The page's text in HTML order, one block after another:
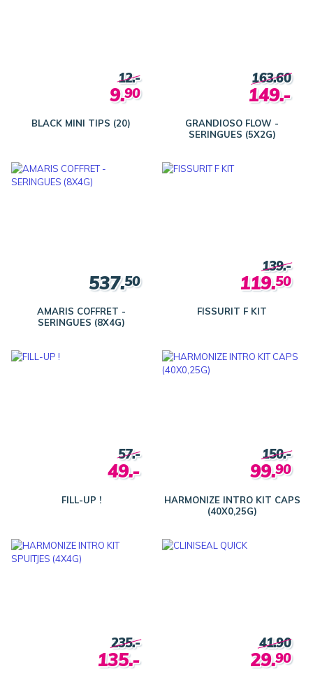
BLACK MINI TIPS (20)
12.-
9.90
GRANDIOSO FLOW -
SERINGUES (5X2G)
163.60
149.-
AMARIS COFFRET -
SERINGUES (8X4G)
537.50
FISSURIT F KIT
139.-
119.50
FILL-UP !
57.-
49.-
HARMONIZE INTRO KIT CAPS
(40X0,25G)
150.-
99.90
235.-
135.-
41.90
29.90